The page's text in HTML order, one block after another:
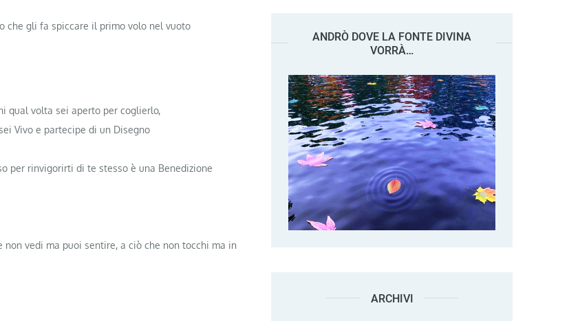
che gli fa spiccare il primo volo nel vuoto
qual volta sei aperto per coglierlo,
Vivo e partecipe di un Disegno
per rinvigorirti di te stesso è una Benedizione
vedi ma puoi sentire, a ciò che non tocchi ma in
ANDRÒ DOVE LA FONTE DIVINA
VORRÀ…
ARCHIVI Archivi